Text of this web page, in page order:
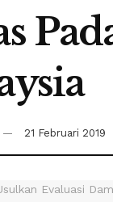
21 Februari 2019